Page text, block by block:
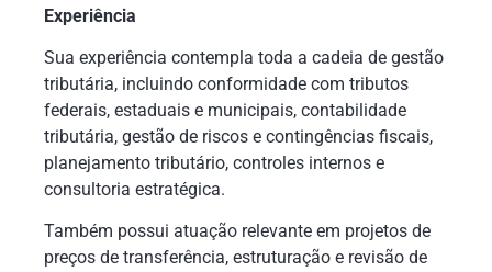
Experiência
Sua experiência contempla toda a cadeia de gestão
tributária, incluindo conformidade com tributos
federais, estaduais e municipais, contabilidade
tributária, gestão de riscos e contingências fiscais,
planejamento tributário, controles internos e
consultoria estratégica.
Também possui atuação relevante em projetos de
preços de transferência, estruturação e revisão de